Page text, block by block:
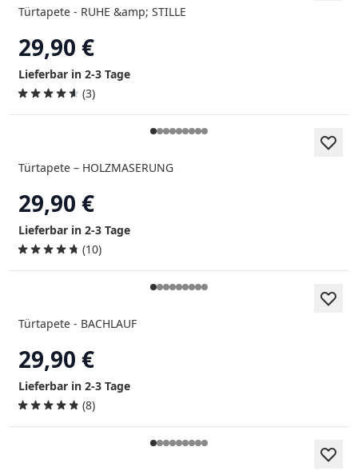
Türtapete - RUHE &amp; STILLE
29,90 €
Lieferbar in 2-3 Tage
(3)
Türtapete – HOLZMASERUNG
29,90 €
Lieferbar in 2-3 Tage
(10)
Türtapete - BACHLAUF
29,90 €
Lieferbar in 2-3 Tage
(8)